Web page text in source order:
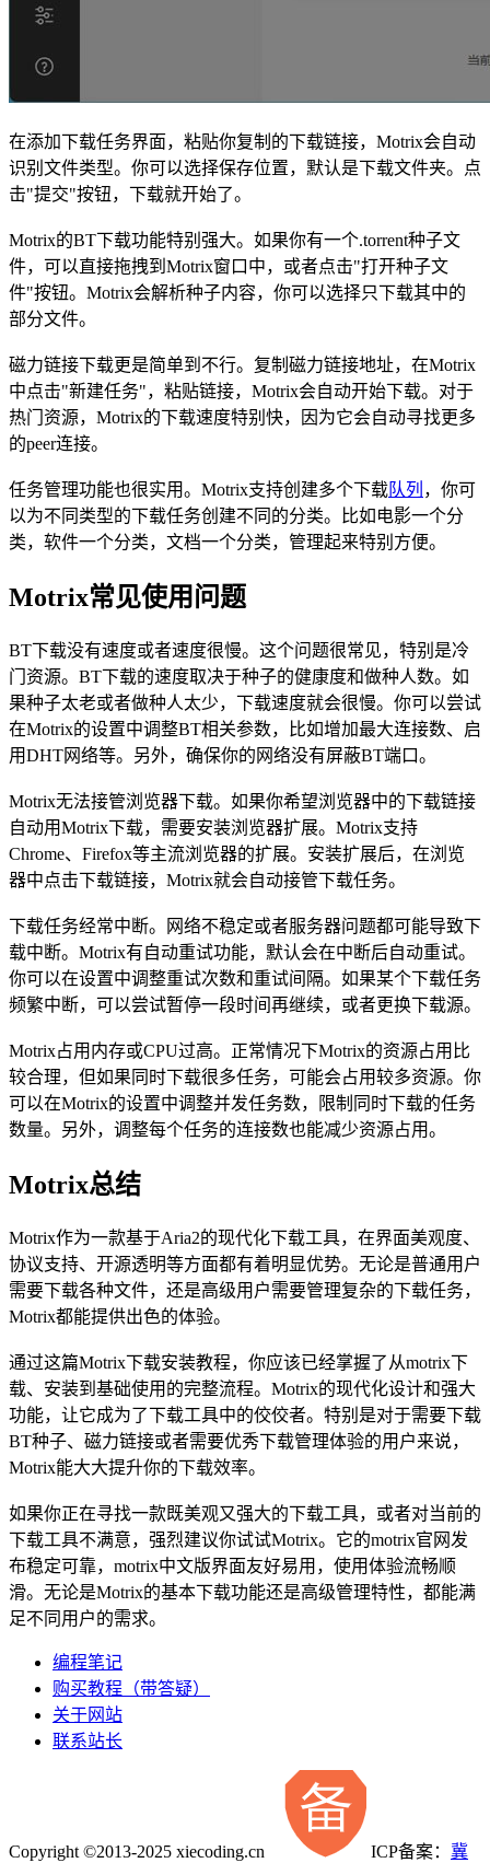
在添加下载任务界面，粘贴你复制的下载链接，Motrix会自动
识别文件类型。你可以选择保存位置，默认是下载文件夹。点
击"提交"按钮，下载就开始了。
Motrix的BT下载功能特别强大。如果你有一个.torrent种子文
件，可以直接拖拽到Motrix窗口中，或者点击"打开种子文
件"按钮。Motrix会解析种子内容，你可以选择只下载其中的
部分文件。
磁力链接下载更是简单到不行。复制磁力链接地址，在Motrix
中点击"新建任务"，粘贴链接，Motrix会自动开始下载。对于
热门资源，Motrix的下载速度特别快，因为它会自动寻找更多
的peer连接。
任务管理功能也很实用。Motrix支持创建多个下载队列 ，你可
以为不同类型的下载任务创建不同的分类。比如电影一个分
类，软件一个分类，文档一个分类，管理起来特别方便。
Motrix常见使用问题
BT下载没有速度或者速度很慢。这个问题很常见，特别是冷
门资源。BT下载的速度取决于种子的健康度和做种人数。如
果种子太老或者做种人太少，下载速度就会很慢。你可以尝试
在Motrix的设置中调整BT相关参数，比如增加最大连接数、启
用DHT网络等。另外，确保你的网络没有屏蔽BT端口。
Motrix无法接管浏览器下载。如果你希望浏览器中的下载链接
自动用Motrix下载，需要安装浏览器扩展。Motrix支持
Chrome、Firefox等主流浏览器的扩展。安装扩展后，在浏览
器中点击下载链接，Motrix就会自动接管下载任务。
下载任务经常中断。网络不稳定或者服务器问题都可能导致下
载中断。Motrix有自动重试功能，默认会在中断后自动重试。
你可以在设置中调整重试次数和重试间隔。如果某个下载任务
频繁中断，可以尝试暂停一段时间再继续，或者更换下载源。
Motrix占用内存或CPU过高。正常情况下Motrix的资源占用比
较合理，但如果同时下载很多任务，可能会占用较多资源。你
可以在Motrix的设置中调整并发任务数，限制同时下载的任务
数量。另外，调整每个任务的连接数也能减少资源占用。
Motrix总结
Motrix作为一款基于Aria2的现代化下载工具，在界面美观度、
协议支持、开源透明等方面都有着明显优势。无论是普通用户
需要下载各种文件，还是高级用户需要管理复杂的下载任务，
Motrix都能提供出色的体验。
通过这篇Motrix下载安装教程，你应该已经掌握了从motrix下
载、安装到基础使用的完整流程。Motrix的现代化设计和强大
功能，让它成为了下载工具中的佼佼者。特别是对于需要下载
BT种子、磁力链接或者需要优秀下载管理体验的用户来说，
Motrix能大大提升你的下载效率。
如果你正在寻找一款既美观又强大的下载工具，或者对当前的
下载工具不满意，强烈建议你试试Motrix。它的motrix官网发
布稳定可靠，motrix中文版界面友好易用，使用体验流畅顺
滑。无论是Motrix的基本下载功能还是高级管理特性，都能满
足不同用户的需求。
编程笔记
购买教程（带答疑）
关于网站
联系站长
Copyright ©2013-2025 xiecoding.cn ICP备案： 冀